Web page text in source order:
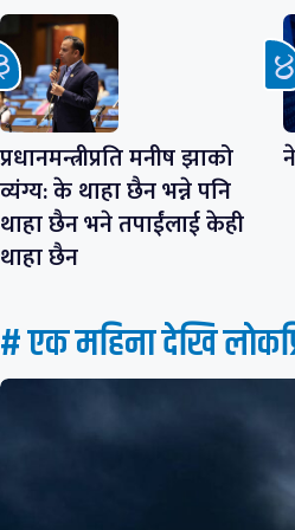
प्रधानमन्त्रीप्रति मनीष झाको
व्यंग्य: के थाहा छैन भन्ने पनि
थाहा छैन भने तपाईंलाई केही
थाहा छैन
# एक महिना देखि